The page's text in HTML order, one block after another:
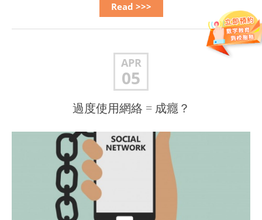
Read >>>
APR
05
過度使用網絡 = 成癮？